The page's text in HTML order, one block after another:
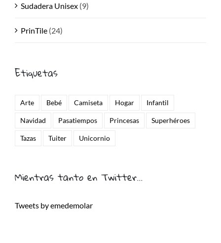
Sudadera Unisex (9)
PrinTile (24)
Etiquetas
Arte Bebé Camiseta Hogar Infantil
Navidad Pasatiempos Princesas Superhéroes
Tazas Tuiter Unicornio
Mientras tanto en Twitter…
Tweets by emedemolar